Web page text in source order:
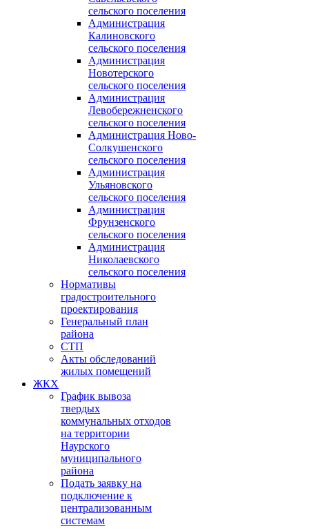
сельского поселения
Администрация
Калиновского
сельского поселения
Администрация
Новотерского
сельского поселения
Администрация
Левобережненского
сельского поселения
Администрация Ново-
Солкушенского
сельского поселения
Администрация
Ульяновского
сельского поселения
Администрация
Фрунзенского
сельского поселения
Администрация
Николаевского
сельского поселения
Нормативы
градостроительного
проектирования
Генеральный план
района
СТП
Акты обследований
жилых помещений
ЖКХ
График вывоза
твердых
коммунальных отходов
на территории
Наурского
муниципального
района
Подать заявку на
подключение к
централизованным
системам